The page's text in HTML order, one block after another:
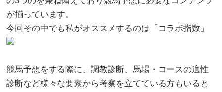
が揃っています。
今回その中でも私がオススメするのは 「コラボ指数」
競馬予想をする際に、調教診断、馬場・コースの適性
診断など様々な要素から考察を立てている方もいると